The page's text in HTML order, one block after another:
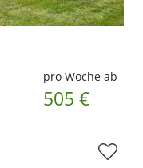
pro Woche ab
505 €